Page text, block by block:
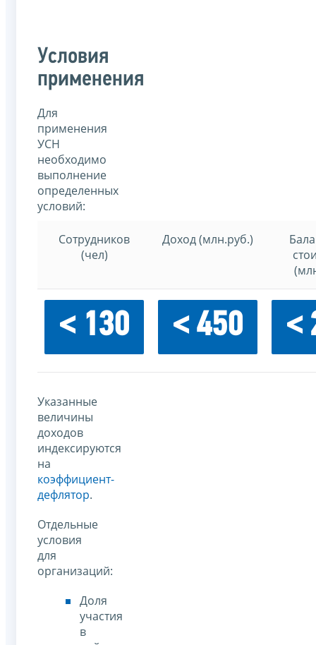
Условия
применения
Для
применения
УСН
необходимо
выполнение
определенных
условий:
Сотрудников
(чел)
Доход (млн.руб.)
< 130 < 450 <
Указанные
величины
доходов
индексируются
на
коэффициент-
дефлятор.
Отдельные
условия
для
организаций:
Доля
участия
в